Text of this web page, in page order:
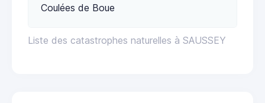
Liste des catastrophes naturelles à SAUSSEY
Coulées de Boue